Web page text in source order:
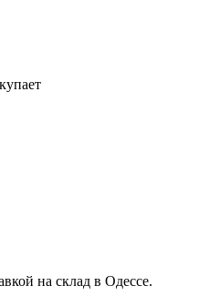
на склад в Одессе.